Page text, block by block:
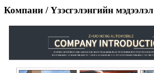
Компани / Үзэсгэлэнгийн мэдээлэл